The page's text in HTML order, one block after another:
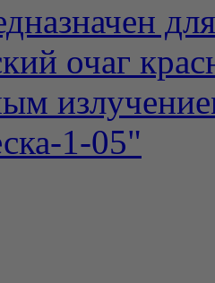
очаг
1-05"